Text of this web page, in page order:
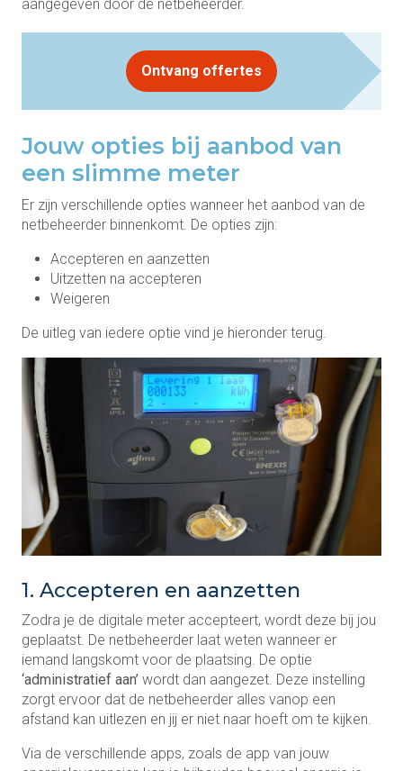
aangegeven door de netbeheerder.
Ontvang offertes
Jouw opties bij aanbod van
een slimme meter
Er zijn verschillende opties wanneer het aanbod van de
netbeheerder binnenkomt. De opties zijn:
Accepteren en aanzetten
Uitzetten na accepteren
Weigeren
De uitleg van iedere optie vind je hieronder terug.
1. Accepteren en aanzetten
Zodra je de digitale meter accepteert, wordt deze bij jou
geplaatst. De netbeheerder laat weten wanneer er
iemand langskomt voor de plaatsing. De optie
‘administratief aan’ wordt dan aangezet. Deze instelling
zorgt ervoor dat de netbeheerder alles vanop een
afstand kan uitlezen en jij er niet naar hoeft om te kijken.
Via de verschillende apps, zoals de app van jouw